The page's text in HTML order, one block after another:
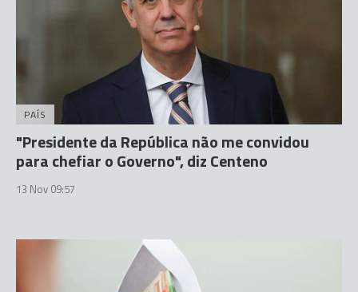
PAÍS
"Presidente da República não me convidou
para chefiar o Governo", diz Centeno
13 Nov 09:57